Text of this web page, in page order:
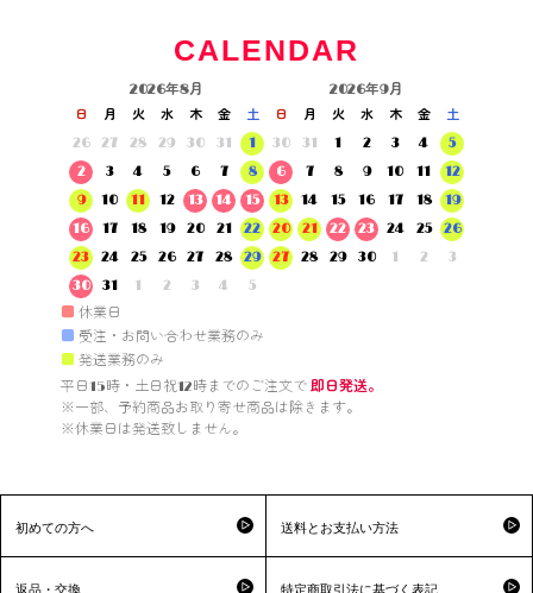
CALENDAR
2026年8月
日 月 火 水 木 金
土
26
27 28 29 30 31
1
2
3 4 5 6 7
8
9
10 11 12 13 14
15
16
17 18 19 20 21
22
23
24 25 26 27 28
29
30
31 1 2 3 4 5
2026年9月
日 月 火 水 木 金
土
30
31 1 2 3 4
5
6
7 8 9 10 11
12
13
14 15 16 17 18
19
20
21 22 23 24 25
26
27
28 29 30 1 2 3
■ 休業日
■ 受注・お問い合わせ業務のみ
■ 発送業務のみ
平日15時・土日祝12時までのご注文で 即日発送。
※一部、予約商品お取り寄せ商品は除きます。
※休業日は発送致しません。
初めての方へ 送料とお支払い方法
返品・交換 特定商取引法に基づく表記